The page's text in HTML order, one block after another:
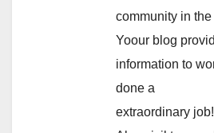
community in
Yoour blog
іnformation to
done a
extraordinary job!